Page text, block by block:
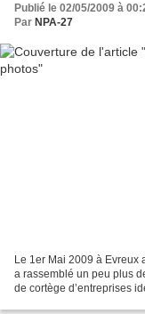
Publié le 02/05/2009 à
Par NPA-27
Le 1er Mai 2009 à Evreux
a rassemblé un peu plus
de cortège d’entreprises